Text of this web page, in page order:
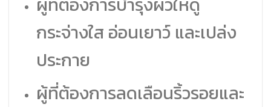
กระจ่างใส อ่อนเยาว์ และเปล่ง
ประกาย
ผู้ที่ต้องการลดเลือนริ้วรอยและ